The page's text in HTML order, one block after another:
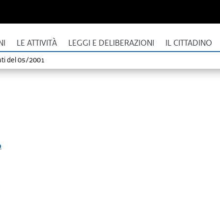
LE ATTIVITÀ LEGGI E DELIBERAZIONI IL CITTADINO
del 05/2001